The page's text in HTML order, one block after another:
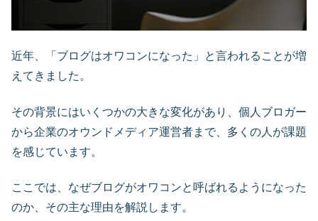
近年、「ブログはオワコンになった」と言われることが増
えてきました。
その背景にはいくつかの大きな変化があり、個人ブロガー
から企業のオウンドメディア運営者まで、多くの人が課題
を感じています。
ここでは、なぜブログがオワコンと呼ばれるようになった
のか、その主な理由を解説します。